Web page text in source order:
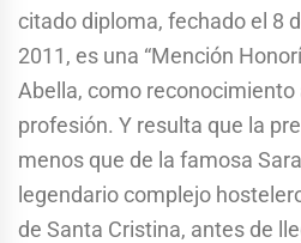
citado diploma, fechado el 8
2011, es una “Mención
Abella, como reconocimiento
profesión. Y resulta que la
menos que de la famosa
legendario complejo
de Santa Cristina, antes de